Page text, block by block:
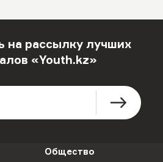
на рассылку лучших
«Youth.kz»
Общество